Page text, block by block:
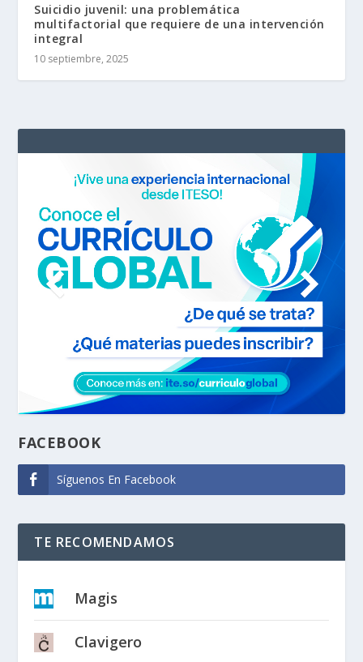
Suicidio juvenil: una problemática
multifactorial que requiere de una intervención
integral
10 septiembre, 2025
FACEBOOK
Síguenos En Facebook
TE RECOMENDAMOS
Magis
Clavigero